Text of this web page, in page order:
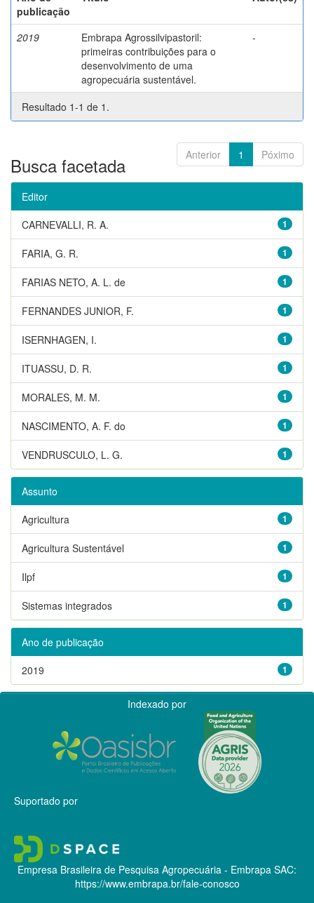
publicação
2019
Embrapa Agrossilvipastoril:
primeiras contribuições para o
desenvolvimento de uma
agropecuária sustentável.
-
Resultado 1-1 de 1.
Anterior 1 Póximo
Busca facetada
Editor
1
CARNEVALLI, R. A.
1
FARIA, G. R.
1
FARIAS NETO, A. L. de
1
FERNANDES JUNIOR, F.
1
ISERNHAGEN, I.
1
ITUASSU, D. R.
1
MORALES, M. M.
1
NASCIMENTO, A. F. do
1
VENDRUSCULO, L. G.
Assunto
1
Agricultura
1
Agricultura Sustentável
1
Ilpf
1
Sistemas integrados
Ano de publicação
1
2019
Indexado por
Suportado por
Empresa Brasileira de Pesquisa Agropecuária - Embrapa SAC:
https://www.embrapa.br/fale-conosco